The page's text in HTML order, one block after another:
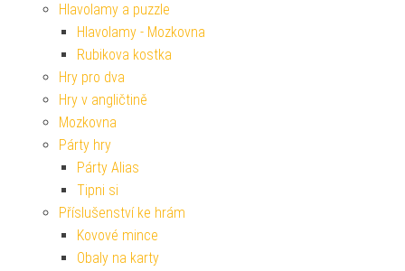
Hlavolamy a puzzle
Hlavolamy - Mozkovna
Rubikova kostka
Hry pro dva
Hry v angličtině
Mozkovna
Párty hry
Párty Alias
Tipni si
Příslušenství ke hrám
Kovové mince
Obaly na karty